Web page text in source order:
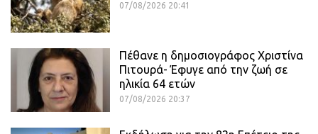
07/08/2026 20:41
Πέθανε η δημοσιογράφος Χριστίνα
Πιτουρά- Έφυγε από την ζωή σε
ηλικία 64 ετών
07/08/2026 20:37